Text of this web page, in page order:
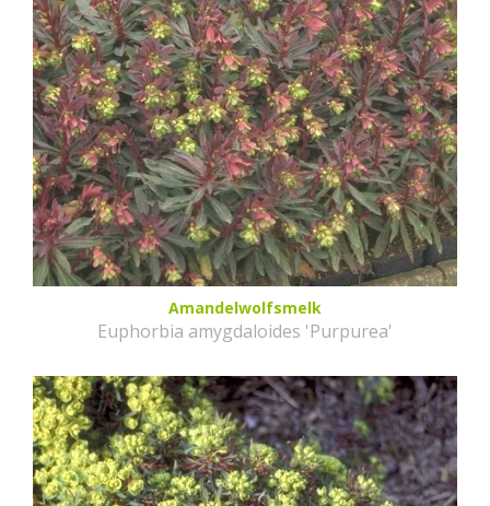
Amandelwolfsmelk
Euphorbia amygdaloides 'Purpurea'